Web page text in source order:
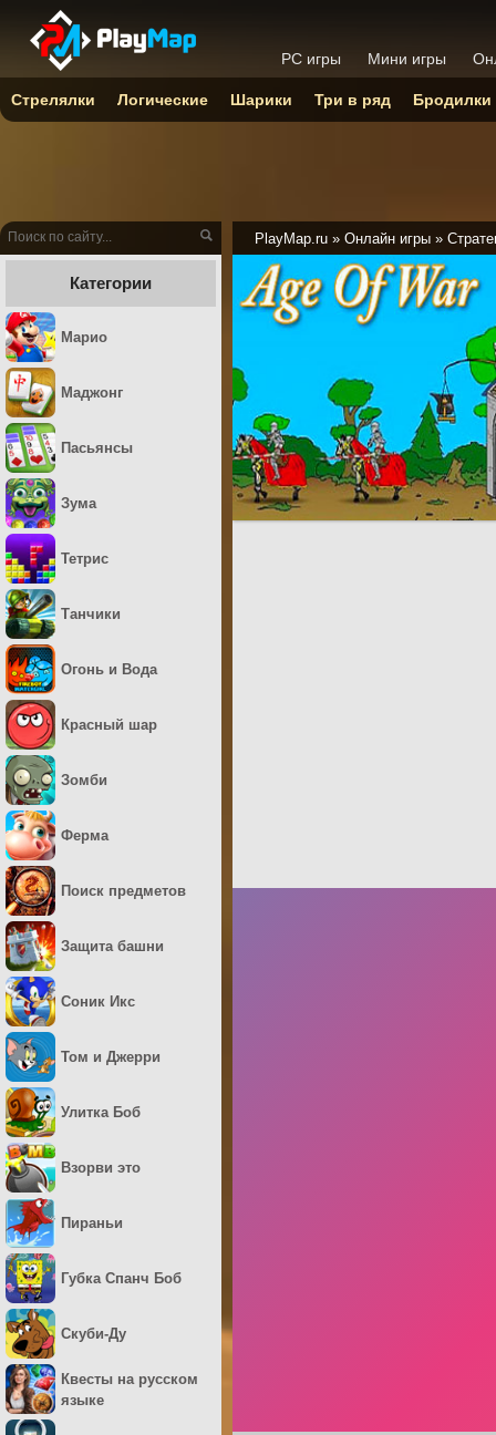
PlayMap.ru » Онлайн игры »
Категории
Марио
Маджонг
Пасьянсы
Зума
Тетрис
Танчики
Огонь и Вода
Красный шар
Зомби
Ферма
Поиск предметов
Защита башни
Соник Икс
Том и Джерри
Улитка Боб
Взорви это
Пираньи
Губка Спанч Боб
Скуби-Ду
Квесты на русском
языке
PC игры Мини игры
Стрелялки Логические Шарики Три в ряд Бродилки